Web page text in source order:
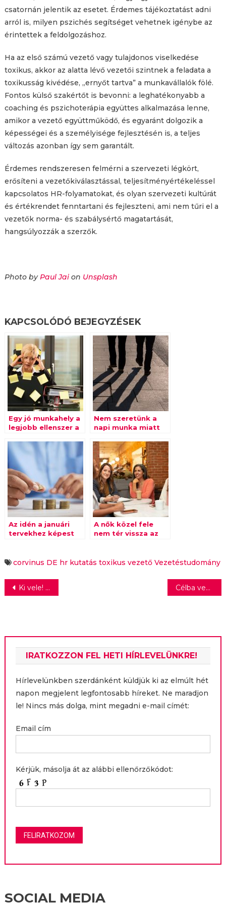
csatornán jelentik az esetet. Érdemes tájékoztatást adni
arról is, milyen pszichés segítséget vehetnek igénybe az
érintettek a feldolgozáshoz.
Ha az első számú vezető vagy tulajdonos viselkedése
toxikus, akkor az alatta lévő vezetői szintnek a feladata a
toxikusság kivédése, „ernyőt tartva” a munkavállalók fölé.
Fontos külső szakértőt is bevonni: a leghatékonyabb a
coaching és pszichoterápia együttes alkalmazása lenne,
amikor a vezető együttműködő, és egyaránt dolgozik a
képességei és a személyisége fejlesztésén is, a teljes
változás azonban így sem garantált.
Érdemes rendszeresen felmérni a szervezeti légkört,
erősíteni a vezetőkiválasztással, teljesítményértékeléssel
kapcsolatos HR-folyamatokat, és olyan szervezeti kultúrát
és értékrendet fenntartani és fejleszteni, ami nem tűri el a
vezetők norma- és szabálysértő magatartását,
hangsúlyozzák a szerzők.
Photo byPaul Jaion Unsplash
KAPCSOLÓDÓ BEJEGYZÉSEK
Egy jó munkahely a
legjobb ellenszer a
Nem szeretünk a
napi munka miatt
Az idén a januári
tervekhez képest
munkavállalók
A nők közel fele
nem tér vissza az
szülési
corvinus DE hr kutatás toxikus vezető Vezetéstudomány
Bejegyzés
Ki vele! – indul a sikerműsor második évada Célba veszik a lakáspiacot a harmincasok?
IRATKOZZON FEL HETI HÍRLEVELÜNKRE!
Hírlevelünkben szerdánként küldjük ki az elmúlt hét
napon megjelent legfontosabb híreket. Ne maradjon
le! Nincs más dolga, mint megadni e-mail címét:
Email cím
Kérjük, másolja át az alábbi ellenőrzőkódot:
SOCIAL MEDIA